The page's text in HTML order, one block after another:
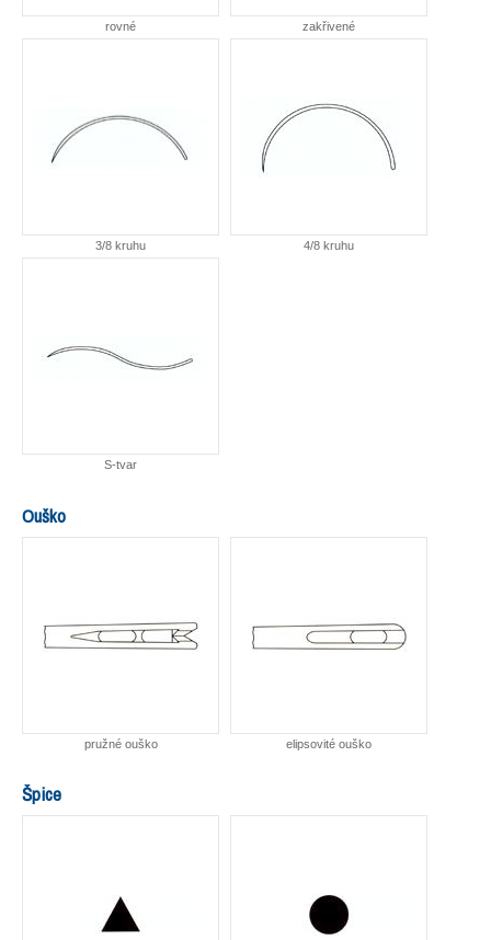
rovné zakřivené
3/8 kruhu 4/8 kruhu
S-tvar
Ouško
pružné ouško elipsovité ouško
Špice